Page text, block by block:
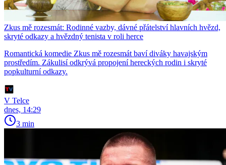
Zkus mě rozesmát: Rodinné vazby, dávné přátelství hlavních hvězd,
skryté odkazy a hvězdný tenista v roli herce
Romantická komedie Zkus mě rozesmát baví diváky havajským
prostředím. Zákulisí odkrývá propojení hereckých rodin i skryté
popkulturní odkazy.
V Telce
dnes, 14:29
3 min